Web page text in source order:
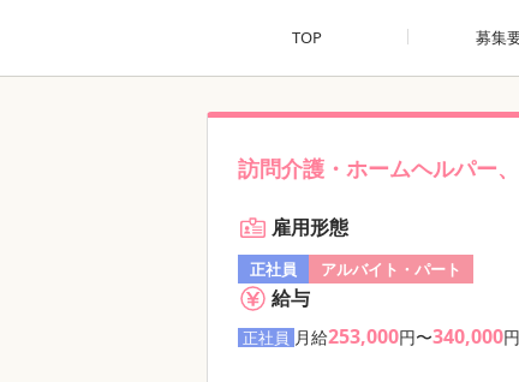
TOP 募集
訪問介護・ホームヘルパー
雇用形態
正社員 アルバイト・パート
給与
正社員 月給253,000円〜340,000円